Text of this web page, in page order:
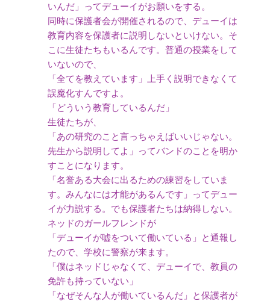
いんだ」ってデューイがお願いをする。
同時に保護者会が開催されるので、デューイは
教育内容を保護者に説明しないといけない。そ
こに生徒たちもいるんです。普通の授業をして
いないので、
「全てを教えています」上手く説明できなくて
誤魔化すんですよ。
「どういう教育しているんだ」
生徒たちが、
「あの研究のこと言っちゃえばいいじゃない。
先生から説明してよ」ってバンドのことを明か
すことになります。
「名誉ある大会に出るための練習をしていま
す。みんなには才能があるんです」ってデュー
イが力説する。でも保護者たちは納得しない。
ネッドのガールフレンドが
「デューイが嘘をついて働いている」と通報し
たので、学校に警察が来ます。
「僕はネッドじゃなくて、デューイで、教員の
免許も持っていない」
「なぜそんな人が働いているんだ」と保護者が